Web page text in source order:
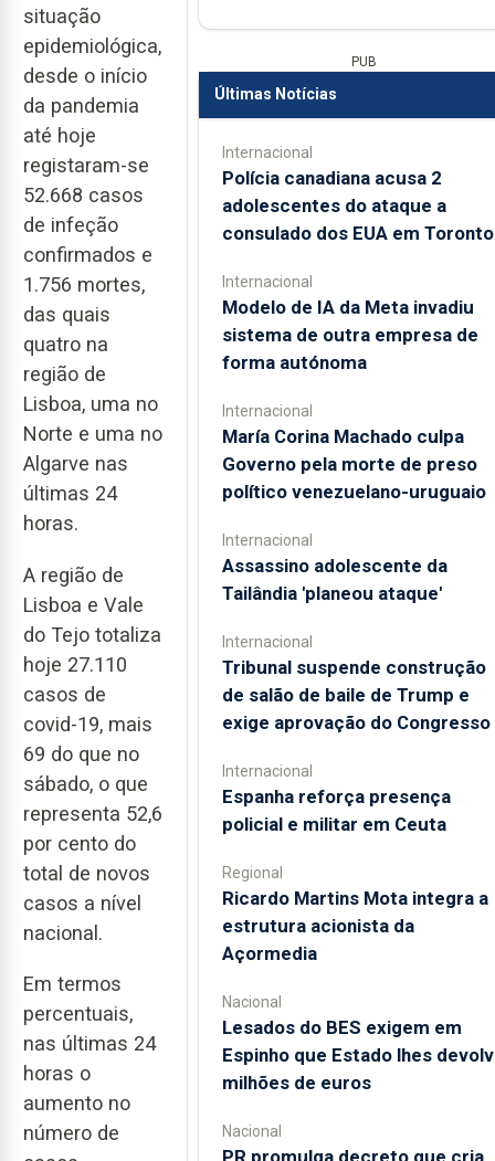
situação
epidemiológica,
desde o início
da pandemia
até hoje
registaram-se
52.668 casos
de infeção
confirmados e
1.756 mortes,
das quais
quatro na
região de
Lisboa, uma no
Norte e uma no
Algarve nas
últimas 24
horas.
A região de
Lisboa e Vale
do Tejo totaliza
hoje 27.110
casos de
covid-19, mais
69 do que no
sábado, o que
representa 52,6
por cento do
total de novos
casos a nível
nacional.
Em termos
percentuais,
nas últimas 24
horas o
aumento no
número de
PUB
Últimas Notícias
Internacional
Polícia canadiana acusa 2
adolescentes do ataque a
consulado dos EUA em Toronto
Internacional
Modelo de IA da Meta invadiu
sistema de outra empresa de
forma autónoma
Internacional
María Corina Machado culpa
Governo pela morte de preso
político venezuelano-uruguaio
Internacional
Assassino adolescente da
Tailândia 'planeou ataque'
Internacional
Tribunal suspende construção
de salão de baile de Trump e
exige aprovação do Congresso
Internacional
Espanha reforça presença
policial e militar em Ceuta
Regional
Ricardo Martins Mota integra a
estrutura acionista da
Açormedia
Nacional
Lesados do BES exigem em
Espinho que Estado lhes
milhões de euros
Nacional
PR promulga decreto que cria